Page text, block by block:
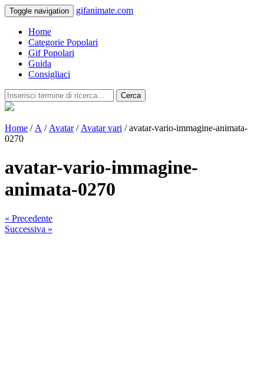
Toggle navigation gifanimate.com
Home
Categorie Popolari
Gif Popolari
Guida
Consigliaci
Cerca
Home / A / Avatar/ Avatar vari / avatar-vario-immagine-animata-
0270
avatar-vario-immagine-
animata-0270
« Precedente
Successiva »